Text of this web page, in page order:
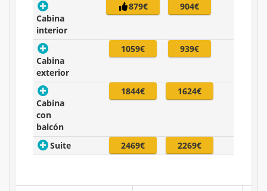
Cabina
interior
879€ 904€
Cabina
exterior
1059€ 939€
Cabina
con
balcón
1844€ 1624€
Suite 2469€ 2269€